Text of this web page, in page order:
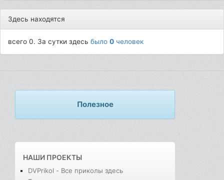
Здесь находятся
всего 0. За сутки здесьбыло0 человек
Полезное
НАШИ ПРОЕКТЫ
DVPrikol - Все приколы здесь